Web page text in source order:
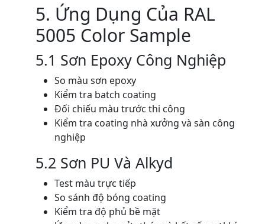
5. Ứng Dụng Của RAL
5005 Color Sample
5.1 Sơn Epoxy Công Nghiệp
So màu sơn epoxy
Kiểm tra batch coating
Đối chiếu màu trước thi công
Kiểm tra coating nhà xưởng và sàn công
nghiệp
5.2 Sơn PU Và Alkyd
Test màu trực tiếp
So sánh độ bóng coating
Kiểm tra độ phủ bề mặt